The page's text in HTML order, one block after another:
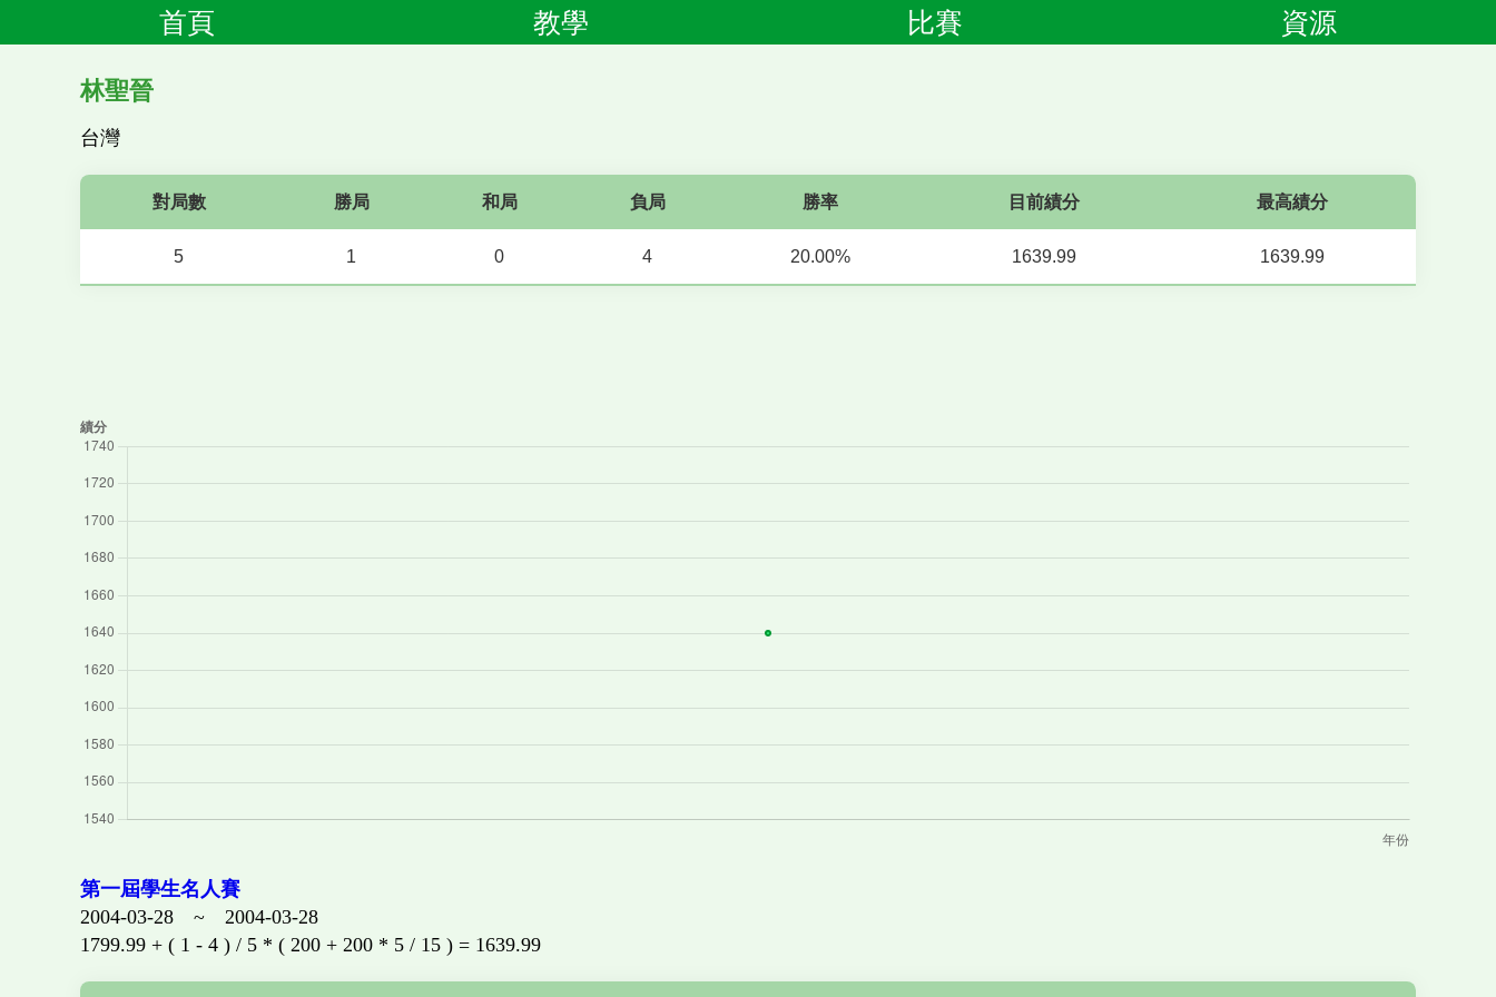
首頁 教學 比賽 資源
林聖晉
台灣
對局數 勝局 和局 負局 勝率 目前績分 最高績分
5 1 0 4 20.00% 1639.99 1639.99
第一屆學生名人賽
2004-03-28 ~ 2004-03-28
1799.99 + ( 1 - 4 ) / 5 * ( 200 + 200 * 5 / 15 ) = 1639.99